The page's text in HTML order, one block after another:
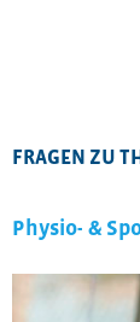
FRAGEN ZU
Physio- &